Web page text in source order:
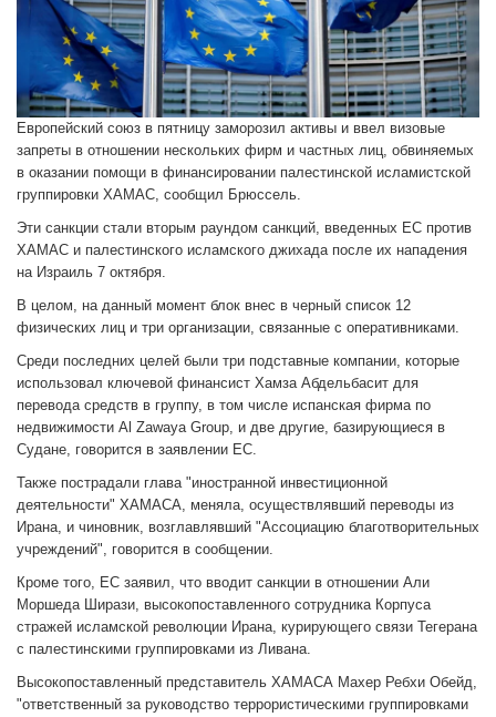
Европейский союз в пятницу заморозил активы и ввел визовые
запреты в отношении нескольких фирм и частных лиц, обвиняемых
в оказании помощи в финансировании палестинской исламистской
группировки ХАМАС, сообщил Брюссель.
Эти санкции стали вторым раундом санкций, введенных ЕС против
ХАМАС и палестинского исламского джихада после их нападения
на Израиль 7 октября.
В целом, на данный момент блок внес в черный список 12
физических лиц и три организации, связанные с оперативниками.
Среди последних целей были три подставные компании, которые
использовал ключевой финансист Хамза Абдельбасит для
перевода средств в группу, в том числе испанская фирма по
недвижимости Al Zawaya Group, и две другие, базирующиеся в
Судане, говорится в заявлении ЕС.
Также пострадали глава "иностранной инвестиционной
деятельности" ХАМАСА, меняла, осуществлявший переводы из
Ирана, и чиновник, возглавлявший "Ассоциацию благотворительных
учреждений", говорится в сообщении.
Кроме того, ЕС заявил, что вводит санкции в отношении Али
Моршеда Ширази, высокопоставленного сотрудника Корпуса
стражей исламской революции Ирана, курирующего связи Тегерана
с палестинскими группировками из Ливана.
Высокопоставленный представитель ХАМАСА Махер Ребхи Обейд,
"ответственный за руководство террористическими группировками